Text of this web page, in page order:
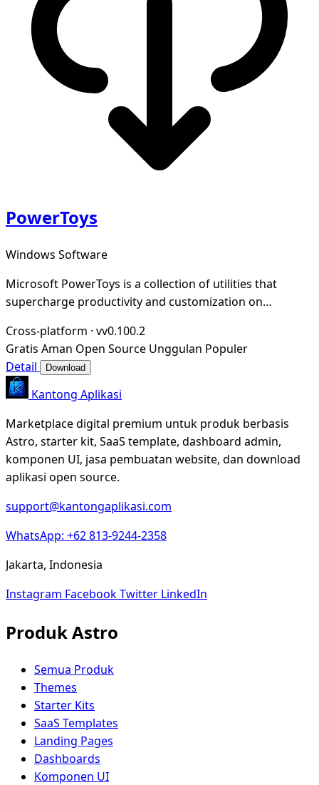
PowerToys
Windows Software
Microsoft PowerToys is a collection of utilities that
supercharge productivity and customization on
Cross-platform · vv0.100.2
Gratis Aman Open Source Unggulan Populer
Detail
Download
Kantong Aplikasi
Marketplace digital premium untuk produk berbasis
Astro, starter kit, SaaS template, dashboard admin,
komponen UI, jasa pembuatan website, dan download
aplikasi open source.
support@kantongaplikasi.com
WhatsApp: +62 813-9244-2358
Jakarta, Indonesia
Instagram FacebookTwitter LinkedIn
Produk Astro
Semua Produk
Themes
Starter Kits
SaaS Templates
Landing Pages
Dashboards
Komponen UI